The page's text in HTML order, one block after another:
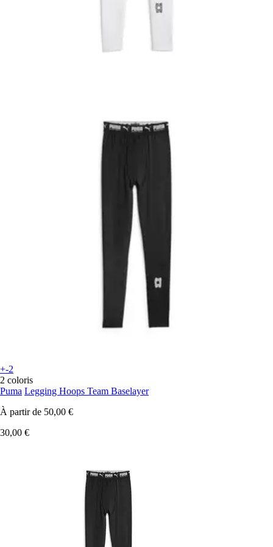
+-2
2 coloris
Puma Legging Hoops Team Baselayer
À partir de 50,00 €
30,00 €